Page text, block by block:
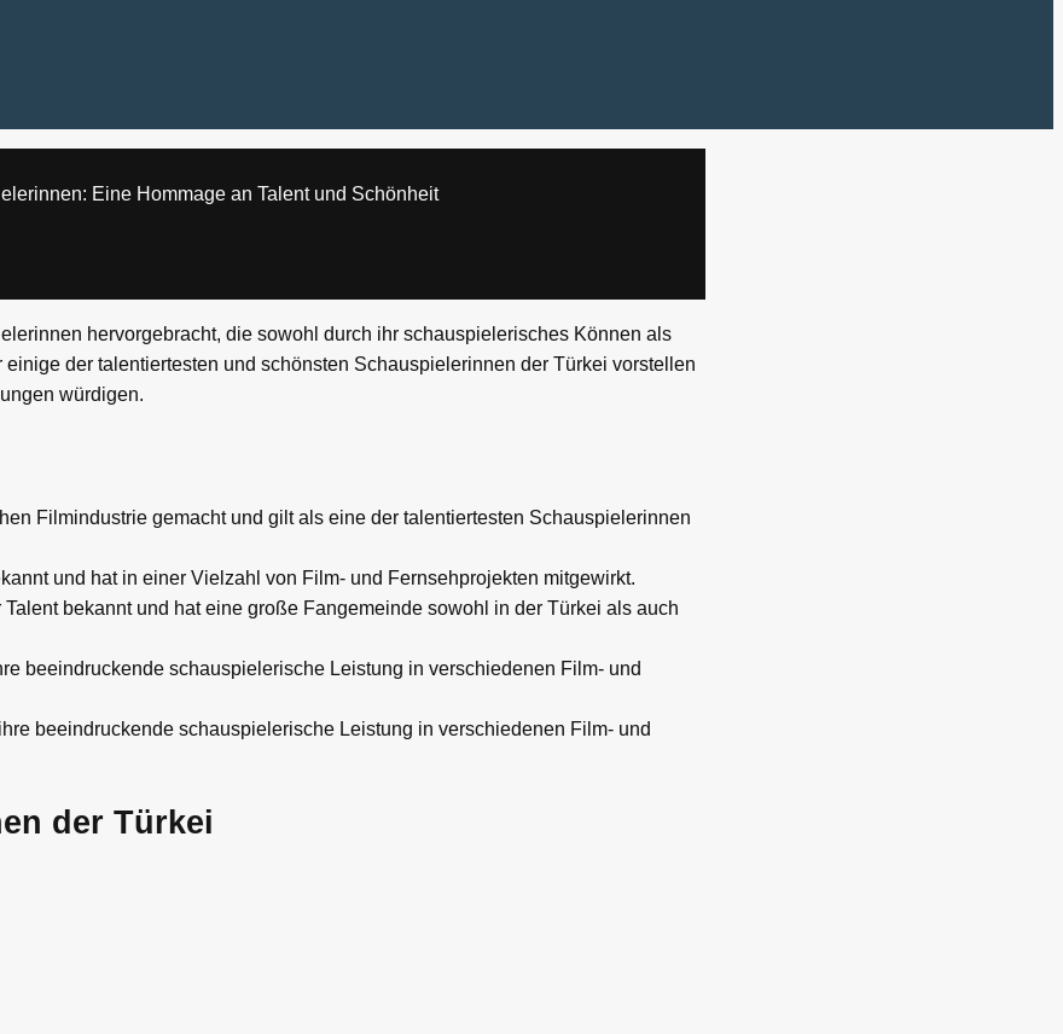
Eine Hommage an Talent und Schönheit
hervorgebracht, die sowohl durch ihr schauspielerisches Können als
der talentiertesten und schönsten Schauspielerinnen der Türkei vorstellen
würdigen.
Filmindustrie gemacht und gilt als eine der talentiertesten Schauspielerinnen
und hat in einer Vielzahl von Film- und Fernsehprojekten mitgewirkt.
bekannt und hat eine große Fangemeinde sowohl in der Türkei als auch
beeindruckende schauspielerische Leistung in verschiedenen Film- und
beeindruckende schauspielerische Leistung in verschiedenen Film- und
der Türkei